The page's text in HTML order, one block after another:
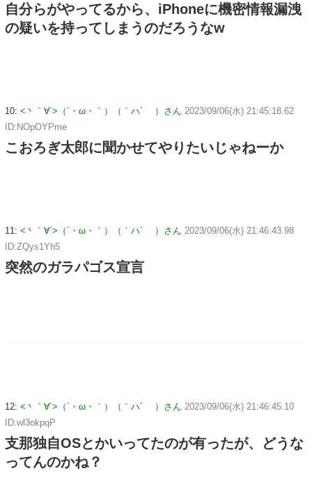
自分らがやってるから、iPhoneに機密情報漏洩
の疑いを持ってしまうのだろうなw
10: <丶｀∀´>（´・ω・｀）（｀ハ´ ）さん 2023/09/06(水) 21:45:18.62
ID:NOpOYPme
こおろぎ太郎に聞かせてやりたいじゃねーか
11: <丶｀∀´>（´・ω・｀）（｀ハ´ ）さん 2023/09/06(水) 21:46:43.98
ID:ZQys1Yh5
突然のガラパゴス宣言
12: <丶｀∀´>（´・ω・｀）（｀ハ´ ）さん 2023/09/06(水) 21:46:45.10
ID:wl3okpqP
支那独自OSとかいってたのが有ったが、どうな
ってんのかね？